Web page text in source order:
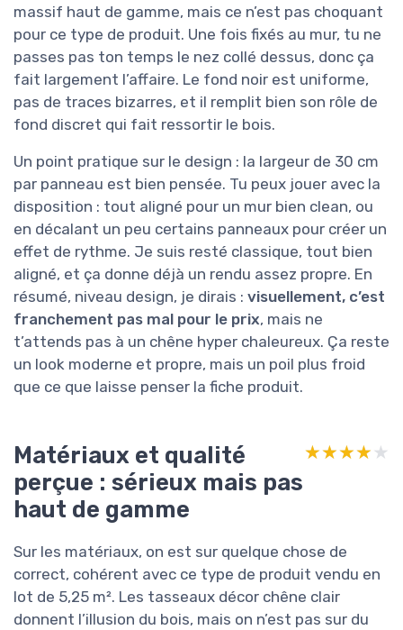
massif haut de gamme, mais ce n’est pas choquant
pour ce type de produit. Une fois fixés au mur, tu ne
passes pas ton temps le nez collé dessus, donc ça
fait largement l’affaire. Le fond noir est uniforme,
pas de traces bizarres, et il remplit bien son rôle de
fond discret qui fait ressortir le bois.
Un point pratique sur le design : la largeur de 30 cm
par panneau est bien pensée. Tu peux jouer avec la
disposition : tout aligné pour un mur bien clean, ou
en décalant un peu certains panneaux pour créer un
effet de rythme. Je suis resté classique, tout bien
aligné, et ça donne déjà un rendu assez propre. En
résumé, niveau design, je dirais : visuellement, c’est
franchement pas mal pour le prix, mais ne
t’attends pas à un chêne hyper chaleureux. Ça reste
un look moderne et propre, mais un poil plus froid
que ce que laisse penser la fiche produit.
Matériaux et qualité
perçue : sérieux mais pas
haut de gamme
★★★★★
★★★★★
Sur les matériaux, on est sur quelque chose de
correct, cohérent avec ce type de produit vendu en
lot de 5,25 m². Les tasseaux décor chêne clair
donnent l’illusion du bois, mais on n’est pas sur du